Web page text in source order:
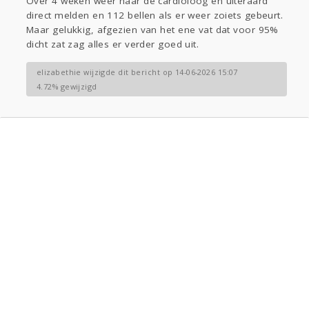
direct melden en 112 bellen als er weer zoiets gebeurt.
Maar gelukkig, afgezien van het ene vat dat voor 95%
dicht zat zag alles er verder goed uit.
elizabethie wijzigde dit bericht op 14-06-2026 15:07
4.72% gewijzigd